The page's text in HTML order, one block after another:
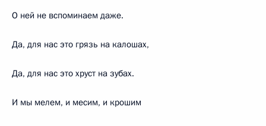
О ней не вспоминаем даже.
Да, для нас это грязь на калошах,
Да, для нас это хруст на зубах.
И мы мелем, и месим, и крошим